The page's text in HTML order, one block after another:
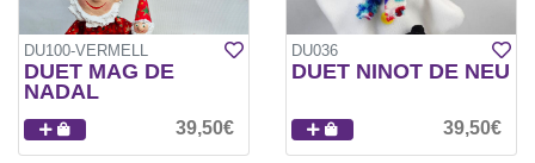
DU100-VERMELL
DUET MAG DE
NADAL
39,50€
DU036
DUET NINOT DE NEU
39,50€